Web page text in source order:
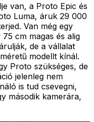
van, a Proto Epic és
Luma, áruk 29 000
Van még egy
cm magas és alig
de a vállalat
modellt kínál.
Proto szükséges, de
jelenleg nem
is tud csevegni,
második kamerára,